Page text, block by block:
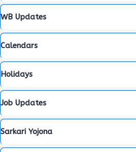
WB Updates
Calendars
Holidays
Job Updates
Sarkari Yojona